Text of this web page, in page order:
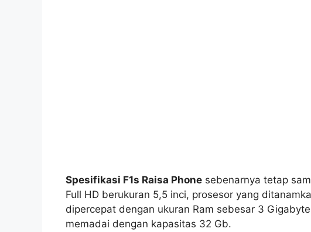
Spesifikasi F1s Raisa Phone sebenarnya tetap
Full HD berukuran 5,5 inci, prosesor yang
dipercepat dengan ukuran Ram sebesar 3
memadai dengan kapasitas 32 Gb.